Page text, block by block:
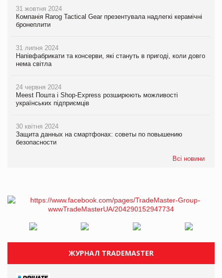
31 жовтня 2024
Компанія Rarog Tactical Gear презентувала надлегкі керамічні
бронеплити
31 липня 2024
Напівфабрикати та консерви, які стануть в пригоді, коли довго
нема світла
24 червня 2024
Meest Пошта і Shop-Express розширюють можливості
українських підприємців
30 квітня 2024
Защита данных на смартфонах: советы по повышению
безопасности
Всі новини
ЖУРНАЛ TRADEMASTER